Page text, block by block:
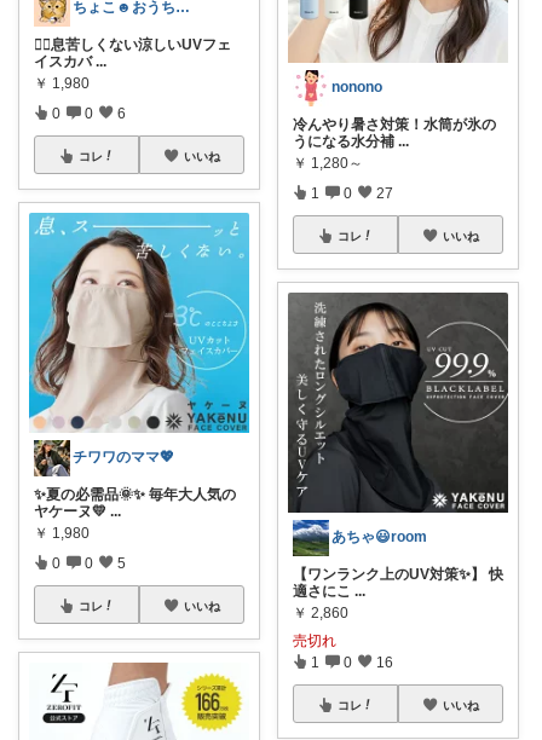
ちょこ☻おうち時間充実🏠アイテム
🙆‍♀️息苦しくない涼しいUVフェ
イスカバ ...
￥ 1,980
0 0 6
コレ いいね
チワワのママ💖
✨夏の必需品🌞✨ 毎年大人気の
ヤケーヌ💛 ...
￥ 1,980
0 0 5
コレ いいね
nonono
冷んやり暑さ対策！水筒が氷の
うになる水分補 ...
￥ 1,280～
1 0 27
コレ いいね
あちゃ😃room
【ワンランク上のUV対策✨】 快
適さにこ ...
￥ 2,860
売切れ
1 0 16
コレ いいね